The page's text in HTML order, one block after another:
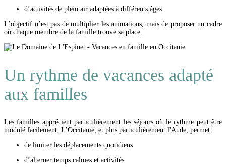
d’activités de plein air adaptées à différents âges
L’objectif n’est pas de multiplier les animations, mais de proposer un cadre
où chaque membre de la famille trouve sa place.
Un rythme de vacances adapté
aux familles
Les familles apprécient particulièrement les séjours où le rythme peut être
modulé facilement. L’Occitanie, et plus particulièrement l'Aude, permet :
de limiter les déplacements quotidiens
d’alterner temps calmes et activités